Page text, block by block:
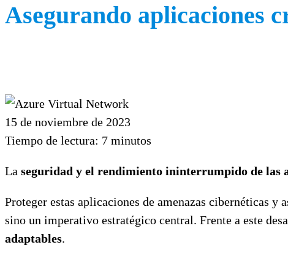
Asegurando aplicaciones
15 de noviembre de 2023
Tiempo de lectura: 7 minutos
La seguridad y el rendimiento ininterrumpido de las
Proteger estas aplicaciones de amenazas cibernéticas
sino un imperativo estratégico central. Frente a este
adaptables.